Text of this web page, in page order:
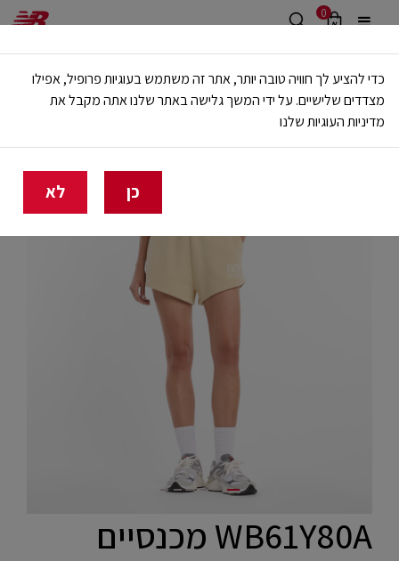
0
משלוח חינם מעל 499 ש"ח
🔥 20% הנחה על כל הביגוד באתר ובחנויות - לזמן מוגבל
בית נשים בגדים מכנסיים קצרים
WB61Y80A מכנסיים
כדי להציע לך חוויה טובה יותר, אתר זה משתמש בעוגיות פרופיל, אפילו
מצדדים שלישיים. על ידי המשך גלישה באתר שלנו אתה מקבל את
מדיניות העוגיות שלנו
כן לא